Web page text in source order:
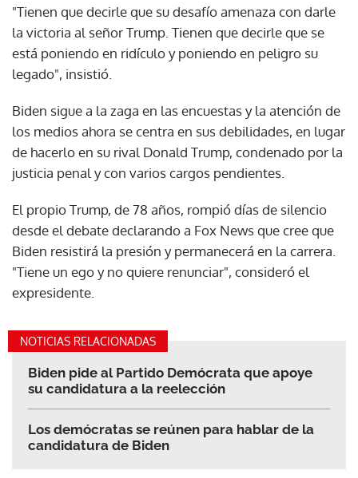
"Tienen que decirle que su desafío amenaza con darle
la victoria al señor Trump. Tienen que decirle que se
está poniendo en ridículo y poniendo en peligro su
legado", insistió.
Biden sigue a la zaga en las encuestas y la atención de
los medios ahora se centra en sus debilidades, en lugar
de hacerlo en su rival Donald Trump, condenado por la
justicia penal y con varios cargos pendientes.
El propio Trump, de 78 años, rompió días de silencio
desde el debate declarando a Fox News que cree que
Biden resistirá la presión y permanecerá en la carrera.
"Tiene un ego y no quiere renunciar", consideró el
expresidente.
NOTICIAS RELACIONADAS
Biden pide al Partido Demócrata que apoye
su candidatura a la reelección
Los demócratas se reúnen para hablar de la
candidatura de Biden